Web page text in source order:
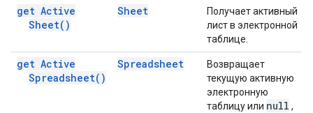
get Active
Sheet( )
Sheet
Получает активный
лист в электронной
таблице.
get Active
Spreadsheet( )
Spreadsheet
Возвращает
текущую активную
электронную
таблицу или null ,